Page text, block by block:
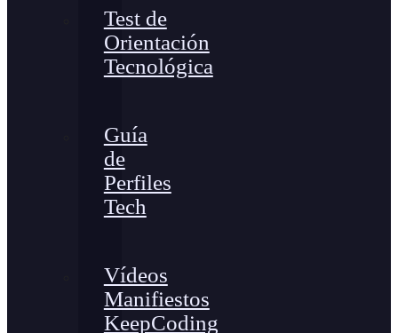
Test de
Orientación
Tecnológica
Guía
de
Perfiles
Tech
Vídeos
Manifiestos
KeepCoding